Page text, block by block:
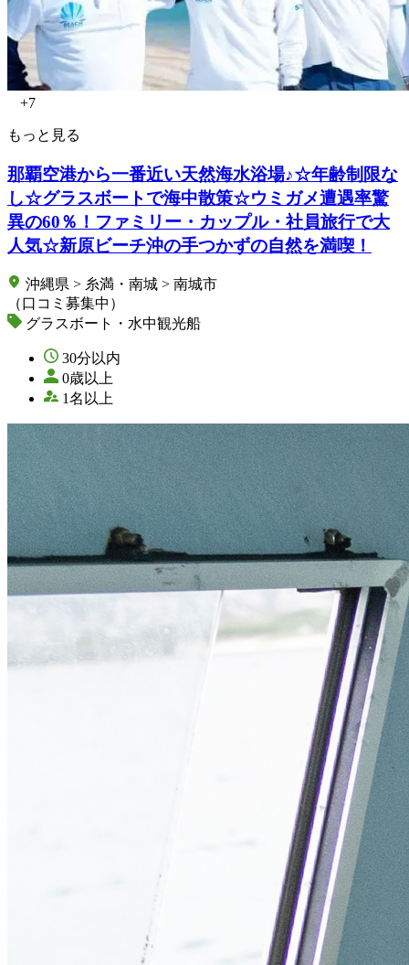
+7
もっと見る
那覇空港から一番近い天然海水浴場♪☆年齢制限な
し☆グラスボートで海中散策☆ウミガメ遭遇率驚
異の60％！ファミリー・カップル・社員旅行で大
人気☆新原ビーチ沖の手つかずの自然を満喫！
沖縄県 > 糸満・南城 > 南城市
（口コミ募集中）
グラスボート・水中観光船
30分以内
0歳以上
1名以上